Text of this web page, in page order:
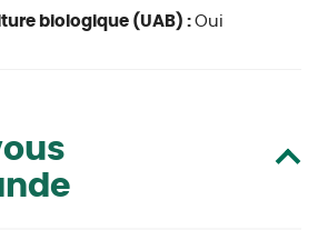
biologique (UAB) : Oui